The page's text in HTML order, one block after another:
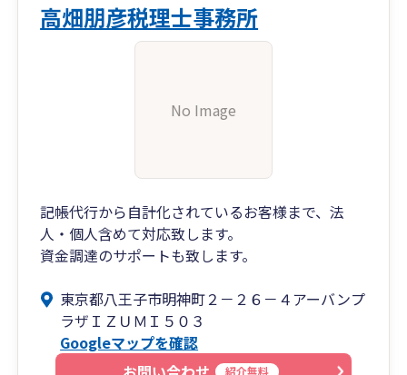
高畑朋彦税理士事務所
No Image
記帳代行から自計化されているお客様まで、法
人・個人含めて対応致します。
資金調達のサポートも致します。
東京都八王子市明神町２－２６－４アーバンプ
ラザＩＺＵＭＩ５０３
Googleマップを確認
紹介無料